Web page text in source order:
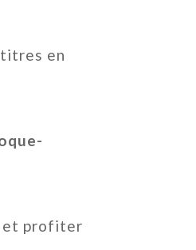
en
et profiter